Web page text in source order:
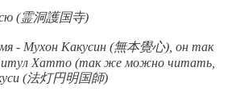
(霊洞護国寺)
- Мухон Какусин (無本覺心), он так
Хатто (так же можно читать,
(法灯円明国師)